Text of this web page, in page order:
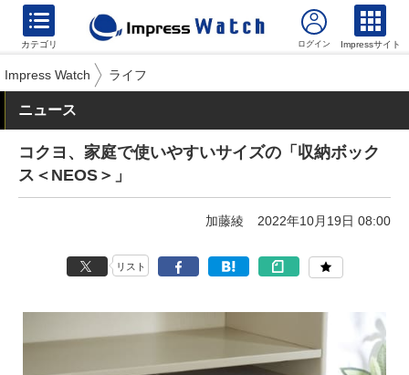
カテゴリ Impressサイト
Impress Watch ライフ
ニュース
コクヨ、家庭で使いやすいサイズの「収納ボック
ス＜NEOS＞」
加藤綾 2022年10月19日 08:00
リスト